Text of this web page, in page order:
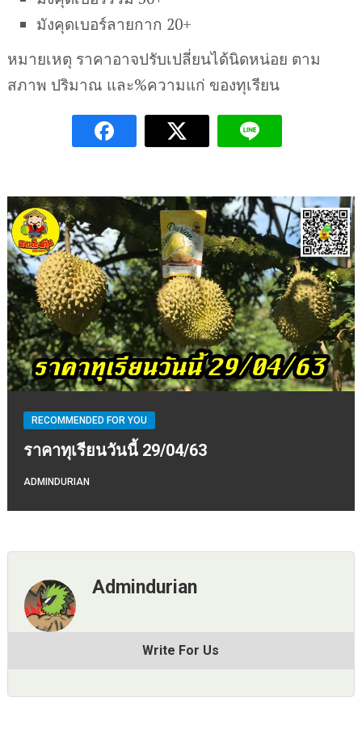
มังคุดเบอร์ลายกาก 20+
หมายเหตุ ราคาอาจปรับเปลี่ยนได้นิดหน่อย ตาม
สภาพ ปริมาณ และ%ความแก่ ของทุเรียน
RECOMMENDED FOR YOU
ราคาทุเรียนวันนี้ 29/04/63
ADMINDURIAN
Admindurian
Write For Us